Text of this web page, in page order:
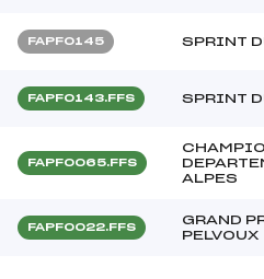
FAPF0145 SPRINT
FAPF0143.FFS SPRINT
FAPF0065.FFS
ALPES
FAPF0022.FFS
GRAND
PELVOUX